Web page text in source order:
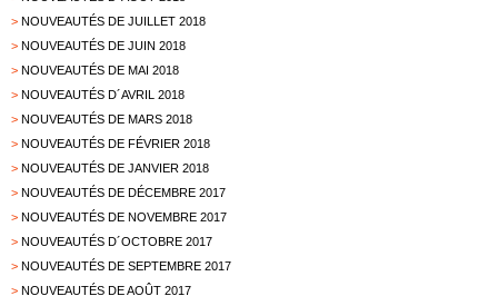
> NOUVEAUTÉS DE JUILLET 2018
> NOUVEAUTÉS DE JUIN 2018
> NOUVEAUTÉS DE MAI 2018
> NOUVEAUTÉS D´AVRIL 2018
> NOUVEAUTÉS DE MARS 2018
> NOUVEAUTÉS DE FÉVRIER 2018
> NOUVEAUTÉS DE JANVIER 2018
> NOUVEAUTÉS DE DÉCEMBRE 2017
> NOUVEAUTÉS DE NOVEMBRE 2017
> NOUVEAUTÉS D´OCTOBRE 2017
> NOUVEAUTÉS DE SEPTEMBRE 2017
> NOUVEAUTÉS DE AOÛT 2017